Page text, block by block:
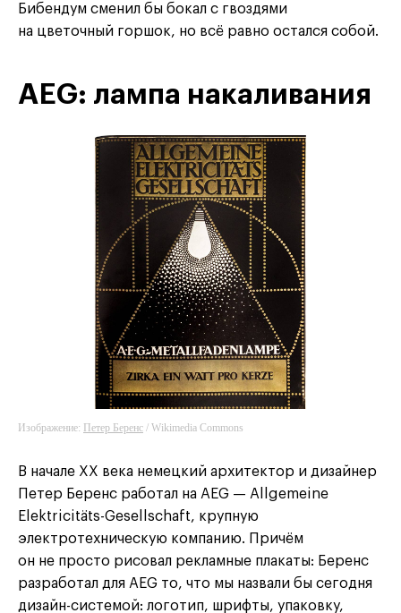
Бибендум сменил бы бокал с гвоздями
на цветочный горшок, но всё равно остался собой.
AEG: лампа накаливания
Изображение: Петер Беренс / Wikimedia Commons
В начале XX века немецкий архитектор и дизайнер
Петер Беренс работал на AEG — Allgemeine
Elektricitäts-Gesellschaft, крупную
электротехническую компанию. Причём
он не просто рисовал рекламные плакаты: Беренс
разработал для AEG то, что мы назвали бы сегодня
дизайн-системой: логотип, шрифты, упаковку,